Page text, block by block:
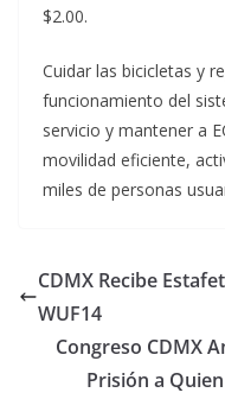
$2.00.
Cuidar las bicicletas y
funcionamiento del
servicio y mantener a
movilidad eficiente,
miles de personas
CDMX Recibe
WUF14
Congreso CDMX
Prisión a